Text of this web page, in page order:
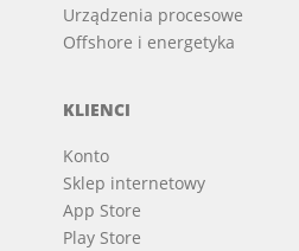
Urządzenia procesowe
Offshore i energetyka
KLIENCI
Konto
Sklep internetowy
App Store
Play Store